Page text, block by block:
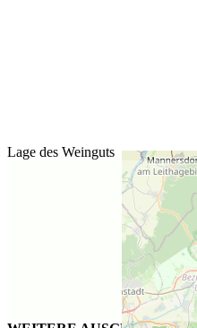
Lage des Weinguts